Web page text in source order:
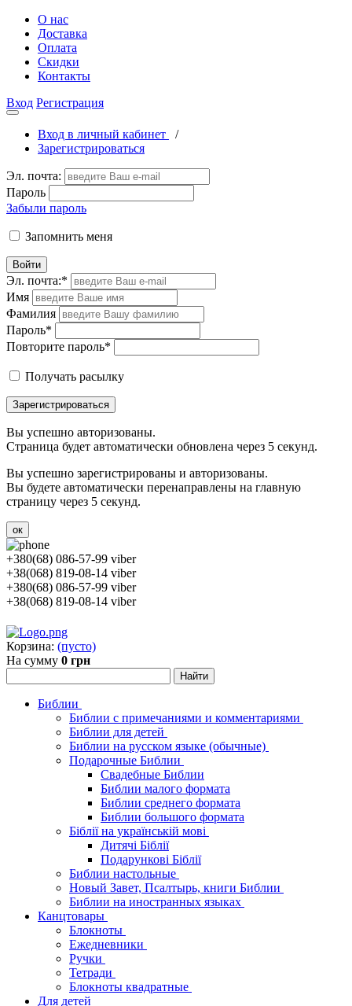
О нас
Доставка
Оплата
Скидки
Контакты
Вход Регистрация
Вход в личный кабинет
/
Зарегистрироваться
Эл. почта:
Пароль
Забыли пароль
Запомнить меня
Войти
Эл. почта:*
Имя
Фамилия
Пароль*
Повторите пароль*
Получать расылку
Зарегистрироваться
Вы успешно авторизованы.
Страница будет автоматически обновлена через 5 секунд.
Вы успешно зарегистрированы и авторизованы.
Вы будете автоматически перенаправлены на главную
страницу через 5 секунд.
ок
+380(68) 086-57-99 viber
+38(068) 819-08-14 viber
+380(68) 086-57-99 viber
+38(068) 819-08-14 viber
Корзина: (пусто)
На сумму 0 грн
Библии
Библии с примечаниями и комментариями
Библии для детей
Библии на русском языке (обычные)
Подарочные Библии
Свадебные Библии
Библии малого формата
Библии среднего формата
Библии большого формата
Біблії на українській мові
Дитячі Біблії
Подарункові Біблії
Библии настольные
Новый Завет, Псалтырь, книги Библии
Библии на иностранных языках
Канцтовары
Блокноты
Ежедневники
Ручки
Тетради
Блокноты квадратные
Для детей